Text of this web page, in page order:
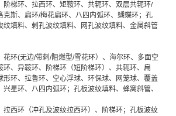
阶梯环、拉西环、矩鞍环、共轭环、双层共轭环/
克斯、扁环/梅花扁环、八四内弧环、蝴蝶环；孔
纹填料、刺孔波纹填料、网孔波纹填料、金属斜管
花环(无边/带刺/阻燃型/雪花环）、海尔环、多面空
环、异鞍环、阶梯环（短阶梯环）、共轭环、扁
形环、拉鲁环、空心浮球、环保球、网笼球、覆盖
星环、八四内弧环；孔板波纹填料、蜂窝斜管、
拉西环（冲孔及波纹拉西环）、阶梯环；孔板波纹